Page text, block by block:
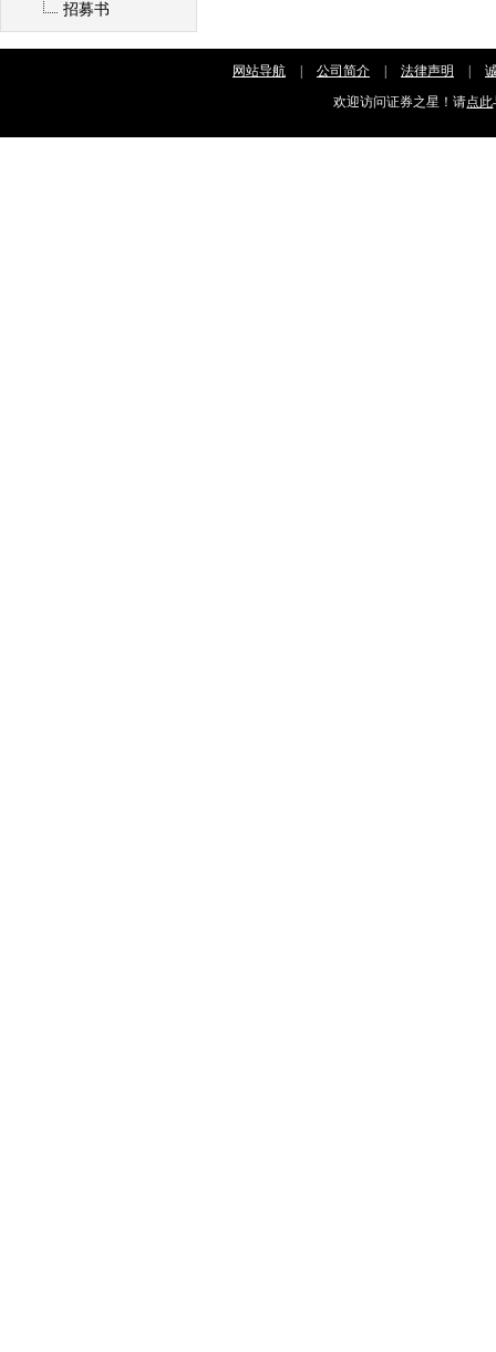
招募书
网站导航 公司简介 法律声明
欢迎访问证券之星！请点此